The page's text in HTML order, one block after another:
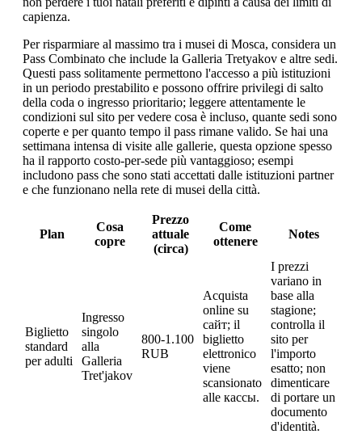
capienza.
Per risparmiare al massimo tra i musei di Mosca, considera un
Pass Combinato che include la Galleria Tretyakov e altre sedi.
Questi pass solitamente permettono l'accesso a più istituzioni
in un periodo prestabilito e possono offrire privilegi di salto
della coda o ingresso prioritario; leggere attentamente le
condizioni sul sito per vedere cosa è incluso, quante sedi sono
coperte e per quanto tempo il pass rimane valido. Se hai una
settimana intensa di visite alle gallerie, questa opzione spesso
ha il rapporto costo-per-sede più vantaggioso; esempi
includono pass che sono stati accettati dalle istituzioni partner
e che funzionano nella rete di musei della città.
Plan
Cosa
copre
Prezzo
attuale
(circa)
Come
ottenere
Notes
Biglietto
standard
per adulti
Ingresso
singolo
alla
Galleria
Tret'jakov
800-1.100
RUB
Acquista
online su
сайт; il
biglietto
elettronico
viene
scansionato
alle кассы.
I prezzi
variano in
base alla
stagione;
controlla il
sito per
l'importo
esatto; non
dimenticare
di portare un
documento
d'identità.